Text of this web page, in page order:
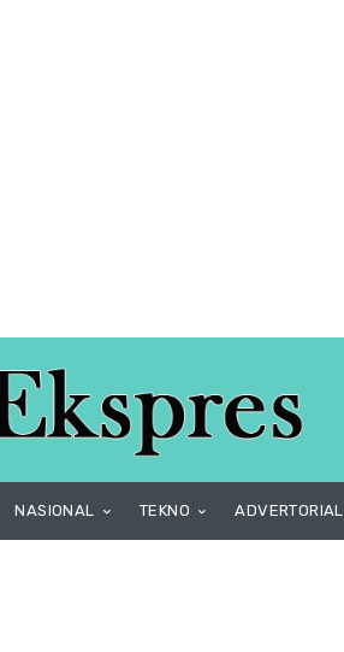
NASIONAL TEKNO ADVERTORIAL